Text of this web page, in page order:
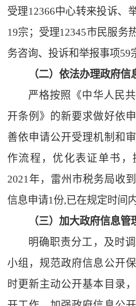
受理12366中心转来投诉、
19宗；受理12345市民服务
务咨询、投诉和举报事项59
（二）依法办理政府
严格按照《中华人民
开条例》的新要求做好依
善依申请公开受理机制和
作流程，优化表证单书，
2021年， 雷州市税务局收
信息申请1份,已在规定时间
（三）加大政府信息管
明确职责分工，及时
小组，规范政府信息公开
时更新主动公开基本目录